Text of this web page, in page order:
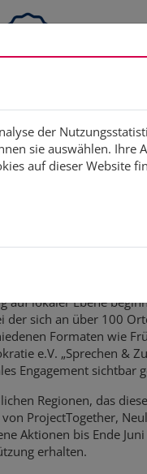
Engagementstrategie
–
auf lokaler Ebene
sich an über 100
Formaten wie
e.V. „Sprechen &
Engagement sichtbar
Regionen, das
ProjectTogether,
Aktionen bis Ende
erhalten.
der
sie auswählen.
auf dieser Website